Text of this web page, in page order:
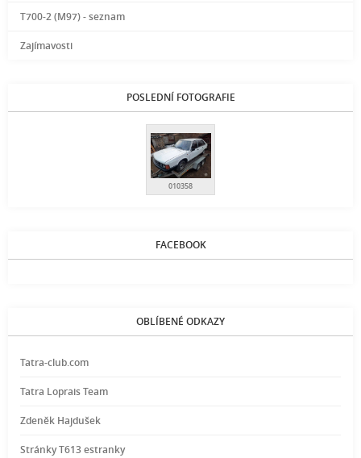
T700-2 (M97) - seznam
Zajímavosti
POSLEDNÍ FOTOGRAFIE
010358
FACEBOOK
OBLÍBENÉ ODKAZY
Tatra-club.com
Tatra Loprais Team
Zdeněk Hajdušek
Stránky T613 estranky